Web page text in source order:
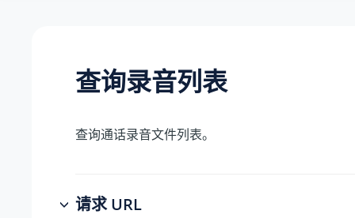
查询录音列表
查询通话录音文件列表。
请求 URL